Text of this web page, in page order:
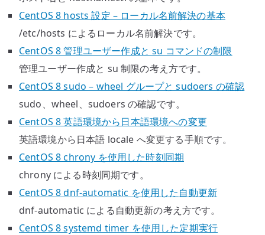
CentOS 8 hosts 設定 – ローカル名前解決の基本
/etc/hosts によるローカル名前解決です。
CentOS 8 管理ユーザー作成と su コマンドの制限
管理ユーザー作成と su 制限の考え方です。
CentOS 8 sudo – wheel グループと sudoers の確認
sudo、wheel、sudoers の確認です。
CentOS 8 英語環境から日本語環境への変更
英語環境から日本語 locale へ変更する手順です。
CentOS 8 chrony を使用した時刻同期
chrony による時刻同期です。
CentOS 8 dnf-automatic を使用した自動更新
dnf-automatic による自動更新の考え方です。
CentOS 8 systemd timer を使用した定期実行